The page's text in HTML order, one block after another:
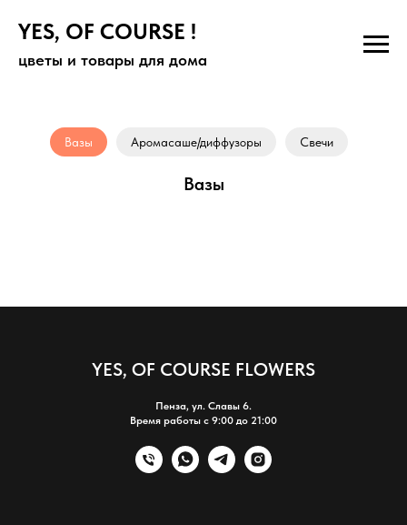
YES, OF COURSE !
цветы и товары для дома
Вазы Аромасаше/диффузоры Свечи
Вазы
YES, OF COURSE FLOWERS
Пенза, ул. Славы 6.
Время работы с 9:00 до 21:00